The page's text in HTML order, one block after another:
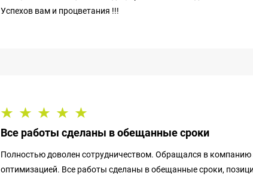
Успехов вам и процветания !!!
Все работы сделаны в обещанные сроки
Полностью доволен сотрудничеством. Обращался в компанию
оптимизацией. Все работы сделаны в обещанные сроки,